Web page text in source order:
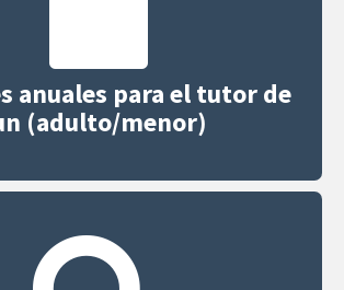
anuales para el tutor de
(adulto/menor)